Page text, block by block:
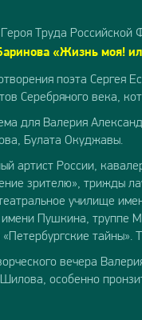
Труда
«Жизнь моя!
поэта Сергея
Серебряного века,
для Валерия
Булата Окуджавы.
артист России,
зрителю», трижды
училище
Пушкина, труппе
вечера
особенно